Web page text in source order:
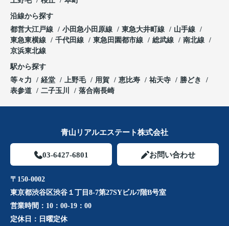
沿線から探す
都営大江戸線
小田急小田原線 東急大井町線
山手線
東急東横線
千代田線 東急田園都市線 総武線
南北線
京浜東北線
駅から探す
等々力
経堂 上野毛 用賀 恵比寿 祐天寺
勝どき
表参道
二子玉川 落合南長崎
青山リアルエステート株式会社
03-6427-6801 お問い合わせ
〒150-0002
東京都渋谷区渋谷１丁目8-7第27SYビル7階B号室
営業時間： 10：00-19：00
定休日： 日曜定休